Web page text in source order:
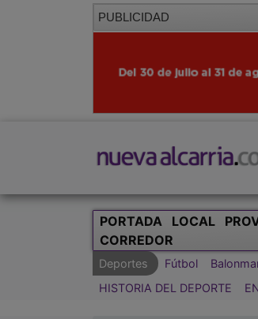
PUBLICIDAD
PORTADA LOCAL
CORREDOR
Deportes Fútbol
HISTORIA DEL DEPORTE